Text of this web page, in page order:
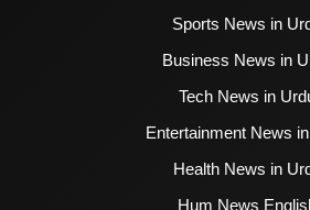
Sports News in
Business News in
Tech News in
Entertainment News
Health News in
Hum News